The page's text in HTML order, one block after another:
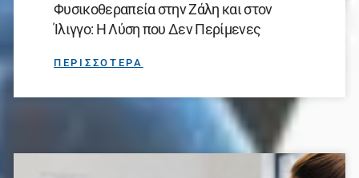
Φυσικοθεραπεία στην Ζάλη και στον
Ίλιγγο: Η Λύση που Δεν Περίμενες
ΠΕΡΙΣΣΟΤΕΡΑ